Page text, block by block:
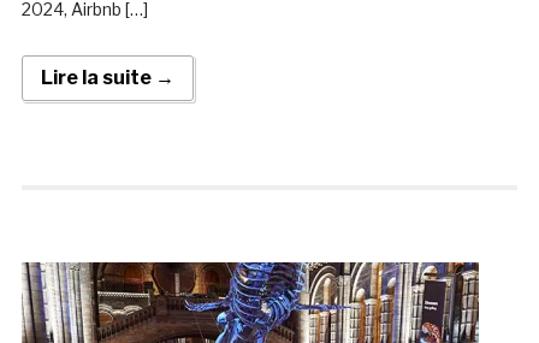
2024, Airbnb […]
Lire la suite →